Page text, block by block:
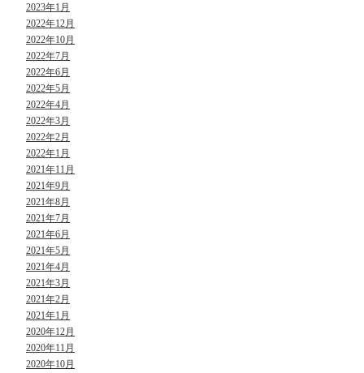
2023年1月
2022年12月
2022年10月
2022年7月
2022年6月
2022年5月
2022年4月
2022年3月
2022年2月
2022年1月
2021年11月
2021年9月
2021年8月
2021年7月
2021年6月
2021年5月
2021年4月
2021年3月
2021年2月
2021年1月
2020年12月
2020年11月
2020年10月